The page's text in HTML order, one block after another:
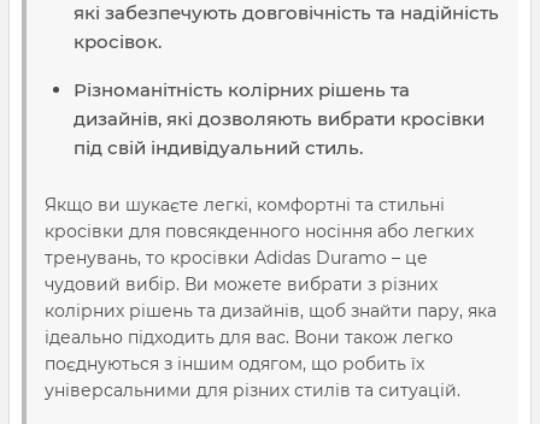
які забезпечують довговічність та надійність
кросівок.
Різноманітність колірних рішень та
дизайнів, які дозволяють вибрати кросівки
під свій індивідуальний стиль.
Якщо ви шукаєте легкі, комфортні та стильні
кросівки для повсякденного носіння або легких
тренувань, то кросівки Adidas Duramo – це
чудовий вибір. Ви можете вибрати з різних
колірних рішень та дизайнів, щоб знайти пару, яка
ідеально підходить для вас. Вони також легко
поєднуються з іншим одягом, що робить їх
універсальними для різних стилів та ситуацій.